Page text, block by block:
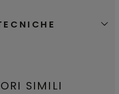
SIMILI